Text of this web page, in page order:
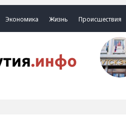
Экономика Жизнь Происшествия